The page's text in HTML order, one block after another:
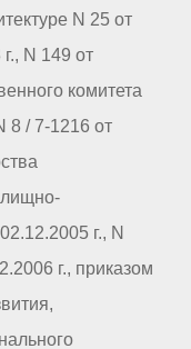
N 25 от
N 149 от
комитета
8 / 7-1216 от
г., N
г., приказом